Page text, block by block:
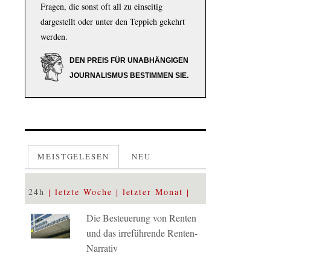
Fragen, die sonst oft all zu einseitig
dargestellt oder unter den Teppich gekehrt
werden.
DEN PREIS FÜR UNABHÄNGIGEN
JOURNALISMUS BESTIMMEN SIE.
MEISTGELESEN NEU
24h letzte Woche letzter Monat
Die Besteuerung von Renten
und das irreführende Renten-
Narrativ